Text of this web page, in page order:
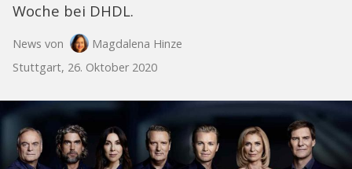
Woche bei DHDL.
News von
Magdalena Hinze
Stuttgart, 26. Oktober 2020